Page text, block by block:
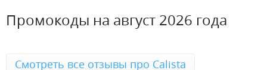
Промокоды на август 2026 года
Смотреть все отзывы про Calista